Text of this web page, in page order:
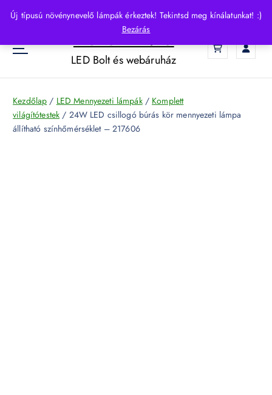
Új típusú növénynevelő lámpák érkeztek! Tekintsd meg kínálatunkat! :)
Bezárás
p
o
HelloLED.hu
LED Bolt és webáruház
Kezdőlap / LED Mennyezeti lámpák/ Komplett
világítótestek / 24W LED csillogó búrás kör mennyezeti lámpa
állítható színhőmérséklet – 217606